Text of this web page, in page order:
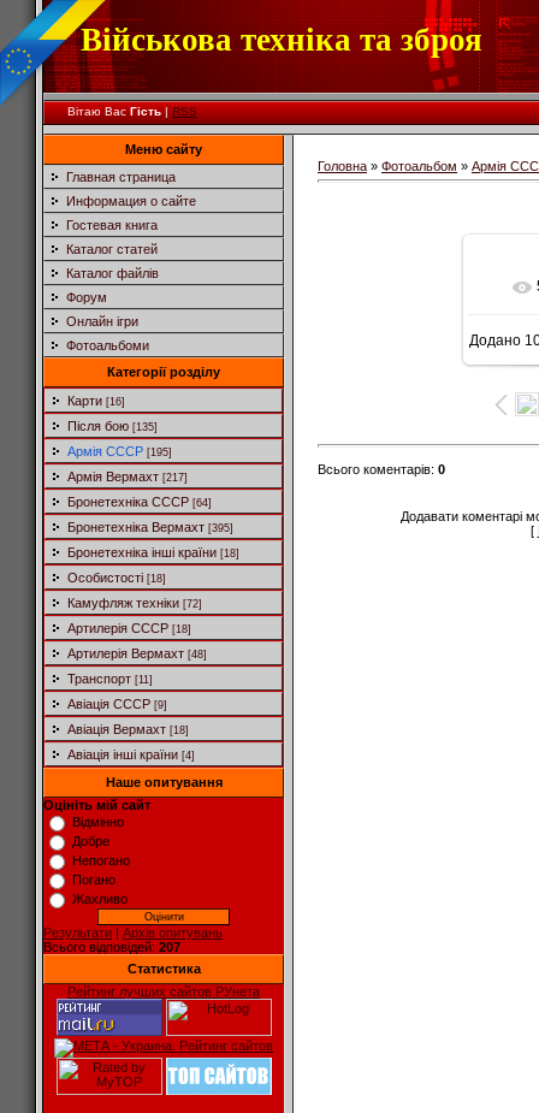
Військова техніка та зброя
Вітаю Вас Гість|RSS
Меню сайту
Главная страница
Информация о сайте
Гостевая книга
Каталог статей
Каталог файлів
Форум
Онлайн ігри
Фотоальбоми
Категорії розділу
Карти [16]
Після бою [135]
Армія СССР [195]
Армія Вермахт [217]
Бронетехніка СССР [64]
Бронетехніка Вермахт [395]
Бронетехніка інші країни [18]
Особистості [18]
Камуфляж техніки [72]
Артилерія СССР [18]
Артилерія Вермахт [48]
Транспорт [11]
Авіація СССР [9]
Авіація Вермахт [18]
Авіація інші країни [4]
Наше опитування
Оцініть мій сайт
Відмінно
Добре
Непогано
Погано
Жахливо
Результати | Архів опитувань
Всього відповідей: 207
Статистика
Рейтинг лучших сайтов РУнета
Головна » Фотоальбом » Армія
Додано
Всього коментарів: 0
Додавати коментарі
[